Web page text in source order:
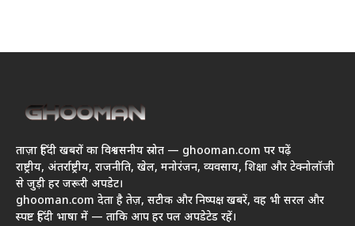
ताज़ा हिंदी खबरों का विश्वसनीय स्रोत — ghooman.com पर पढ़ें
राष्ट्रीय, अंतर्राष्ट्रीय, राजनीति, खेल, मनोरंजन, व्यवसाय, शिक्षा और टेक्नोलॉजी
से जुड़ी हर जरूरी अपडेट।
ghooman.com देता है तेज़, सटीक और निष्पक्ष खबरें, वह भी सरल और
स्पष्ट हिंदी भाषा में — ताकि आप हर पल अपडेटेड रहें।